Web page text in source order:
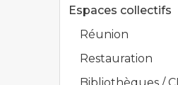
Espaces collectifs
Réunion
Restauration